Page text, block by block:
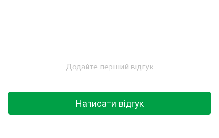
Додайте перший відгук
Написати відгук